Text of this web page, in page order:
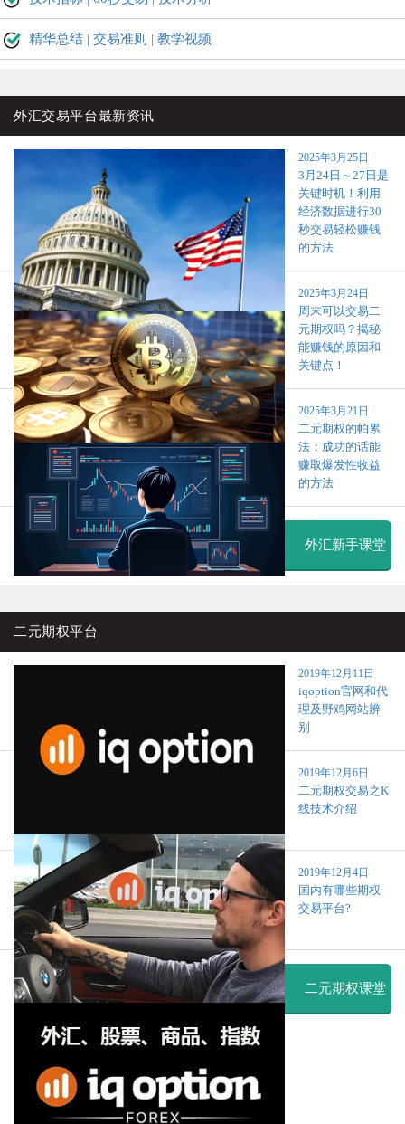
精华总结 | 交易准则 | 教学视频
外汇交易平台最新资讯
2025年3月25日
3月24日～27日是
关键时机！利用
经济数据进行30
秒交易轻松赚钱
的方法
2025年3月24日
周末可以交易二
元期权吗？揭秘
能赚钱的原因和
关键点！
2025年3月21日
二元期权的帕累
法：成功的话能
赚取爆发性收益
的方法
外汇新手课堂
二元期权平台
2019年12月11日
iqoption官网和代
理及野鸡网站辨
别
2019年12月6日
二元期权交易之K
线技术介绍
2019年12月4日
国内有哪些期权
交易平台?
二元期权课堂